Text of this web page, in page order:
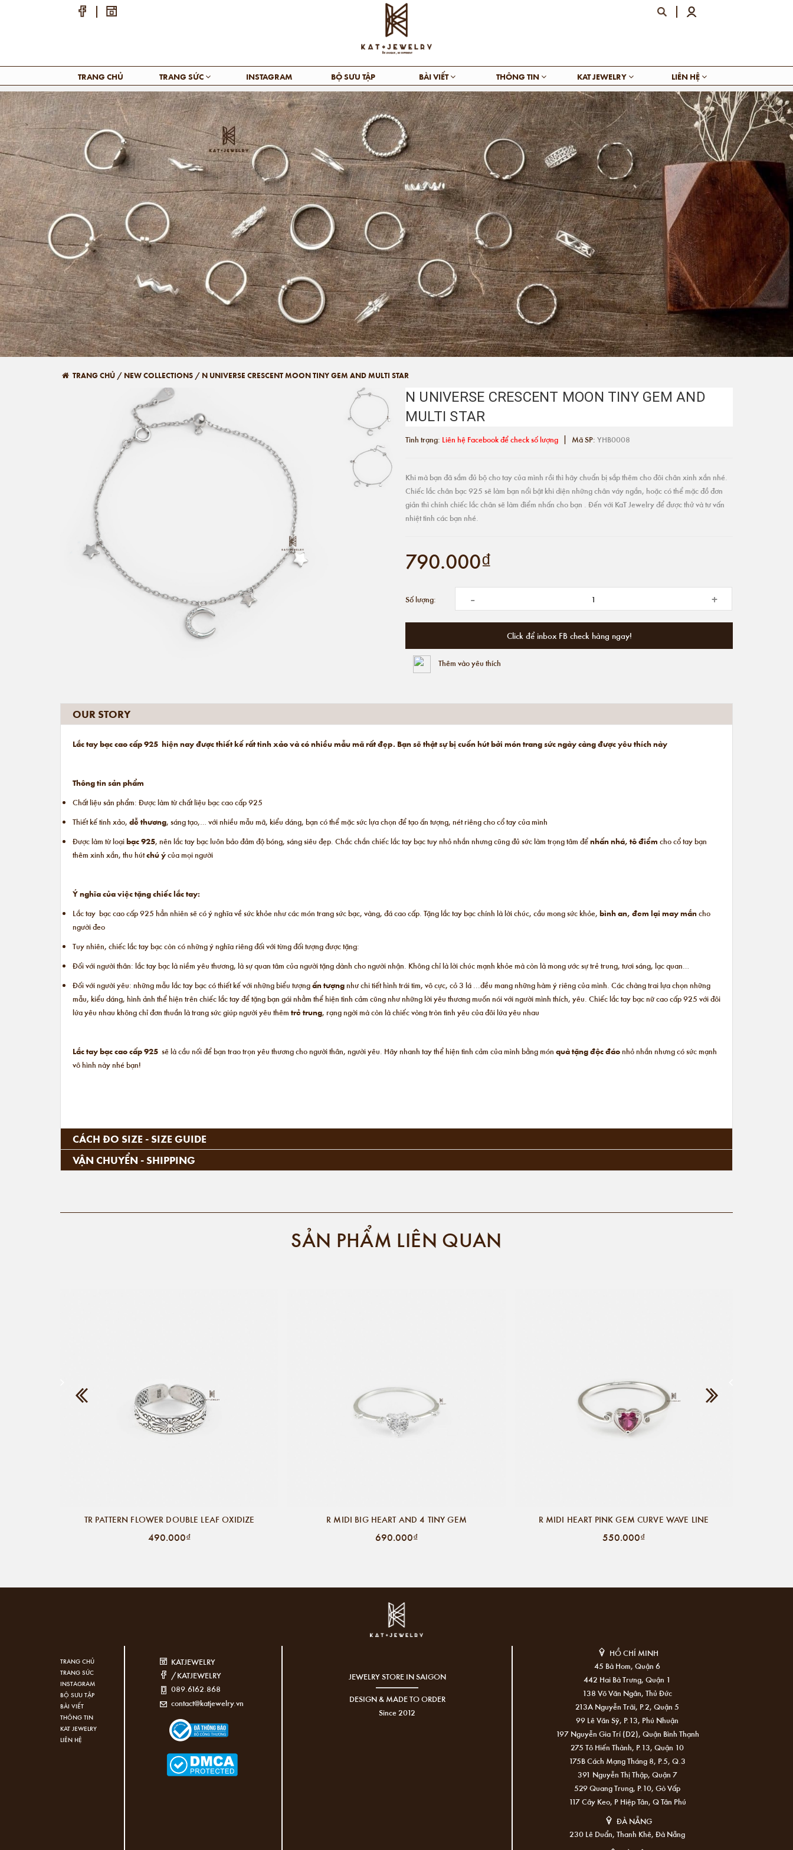
TRANG CHỦ TRANG SỨC INSTAGRAM BỘ SƯU TẬP BÀI VIẾT THÔNG TIN KAT JEWELRY LIÊN HỆ
TRANG CHỦ / NEW COLLECTIONS / N UNIVERSE CRESCENT MOON TINY GEM AND MULTI STAR
N UNIVERSE CRESCENT MOON TINY GEM AND
MULTI STAR
Tình trạng: Liên hệ Facebook để check số lượng | Mã SP:YHB0008
Khi mà bạn đã sắm đủ bộ cho tay của mình rồi thì hãy chuẩn bị sắp thêm cho đôi chân xinh xắn nhé.
Chiếc lắc chân bạc 925 sẽ làm bạn nổi bật khi diện những chân váy ngắn, hoặc có thể mặc đồ đơn
giản thì chính chiếc lắc chân sẽ làm điểm nhấn cho bạn . Đến với KaT Jewelry để được thử và tư vấn
nhiệt tình các bạn nhé.
790.000₫
Số lượng: - +
Click để inbox FB check hàng ngay!
Thêm vào yêu thích
OUR STORY
Lắc tay bạc cao cấp 925 hiện nay được thiết kế rất tinh xảo và có nhiều mẫu mã rất đẹp. Bạn sẽ thật sự bị cuốn hút bởi món trang sức ngày càng được yêu thích này
Thông tin sản phẩm
Chất liệu sản phẩm: Được làm từ chất liệu bạc cao cấp 925
Thiết kế tinh xảo,dễ thương, sáng tạo,… với nhiều mẫu mã, kiểu dáng, bạn có thể mặc sức lựa chọn để tạo ấn tượng, nét riêng cho cổ tay của mình
Được làm từ loạibạc 925, nên lắc tay bạc luôn bảo đảm độ bóng, sáng siêu đẹp. Chắc chắn chiếc lắc tay bạc tuy nhỏ nhắn nhưng cũng đủ sức làm trọng tâm đểnhấn nhá, tô điểmcho cổ tay bạn
thêm xinh xắn, thu hútchú ýcủa mọi người
Ý nghĩa của việc tặng chiếc lắc tay:
Lắc tay bạc cao cấp 925 hẳn nhiên sẽ có ý nghĩa về sức khỏe như các món trang sức bạc, vàng, đá cao cấp. Tặng lắc tay bạc chính là lời chúc, cầu mong sức khỏe,bình an, đem lại may mắncho
người đeo
Tuy nhiên, chiếc lắc tay bạc còn có những ý nghĩa riêng đối với từng đối tượng được tặng:
Đối với người thân: lắc tay bạc là niềm yêu thương, là sự quan tâm của người tặng dành cho người nhận. Không chỉ là lời chúc mạnh khỏe mà còn là mong ước sự trẻ trung, tươi sáng, lạc quan…
Đối với người yêu: những mẫu lắc tay bạc có thiết kế với những biểu tượngấn tượngnhư chi tiết hình trái tim, vô cực, cỏ 3 lá ...đều mang những hàm ý riêng của mình. Các chàng trai lựa chọn những
mẫu, kiểu dáng, hình ảnh thể hiện trên chiếc lắc tay để tặng bạn gái nhằm thể hiện tình cảm cũng như những lời yêu thương muốn nói với người mình thích, yêu. Chiếclắc tay bạc nữ cao cấp925 với đôi
lứa yêu nhau không chỉ đơn thuần là trang sức giúp người yêu thêmtrẻ trung, rạng ngời mà còn là chiếc vòng tròn tình yêu của đôi lứa yêu nhau
Lắc tay bạc cao cấp 925 sẽ là cầu nối để bạn trao trọn yêu thương cho người thân, người yêu. Hãy nhanh tay thể hiện tình cảm của mình bằng mónquà tặng độc đáonhỏ nhắn nhưng có sức mạnh
vô hình này nhé bạn!
CÁCH ĐO SIZE - SIZE GUIDE
VẬN CHUYỂN - SHIPPING
SẢN PHẨM LIÊN QUAN
TR PATTERN FLOWER DOUBLE LEAF OXIDIZE
490.000₫
R MIDI BIG HEART AND 4 TINY GEM
690.000₫
R MIDI HEART PINK GEM CURVE WAVE LINE
550.000₫
TRANG CHỦ
TRANG SỨC
INSTAGRAM
BỘ SƯU TẬP
BÀI VIẾT
THÔNG TIN
KAT JEWELRY
LIÊN HỆ
KATJEWELRY
/KATJEWELRY
089.6162.868
contact@katjewelry.vn
JEWELRY STORE IN SAIGON
DESIGN & MADE TO ORDER
Since 2012
HỒ CHÍ MINH
45 Bà Hom, Quận 6
442 Hai Bà Trưng, Quận 1
138 Võ Văn Ngân, Thủ Đức
213A Nguyễn Trãi, P.2, Quận 5
99 Lê Văn Sỹ, P.13, Phú Nhuận
197 Nguyễn Gia Trí (D2), Quận Bình Thạnh
275 Tô Hiến Thành, P.13, Quận 10
175B Cách Mạng Tháng 8, P.5, Q.3
391 Nguyễn Thị Thập, Quận 7
529 Quang Trung, P.10, Gò Vấp
117 Cây Keo, P Hiệp Tân, Q Tân Phú
ĐÀ NẴNG
230 Lê Duẩn, Thanh Khê, Đà Nẵng